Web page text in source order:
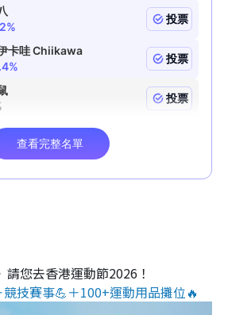
請您去香港運動節2026！
技賽事💪＋100+運動用品攤位🔥